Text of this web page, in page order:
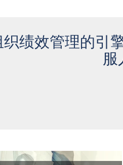
绩效管理的引
服